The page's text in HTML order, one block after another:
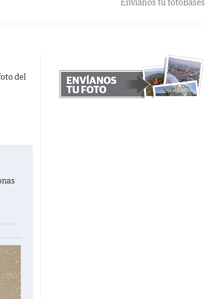
Envíanos tu fotoBases
del